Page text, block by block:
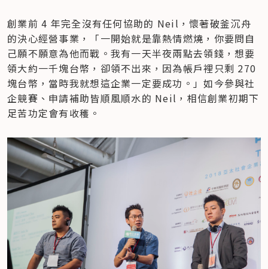
創業前 4 年完全沒有任何協助的 Neil，懷著破釜沉舟
的決心經營事業，「一開始就是靠熱情燃燒，你要問自
己願不願意為他而戰。我有一天半夜兩點去領錢，想要
領大約一千塊台幣，卻領不出來，因為帳戶裡只剩 270
塊台幣，當時我就想這企業一定要成功。」如今參與社
企競賽、申請補助皆順風順水的 Neil，相信創業初期下
足苦功定會有收穫。